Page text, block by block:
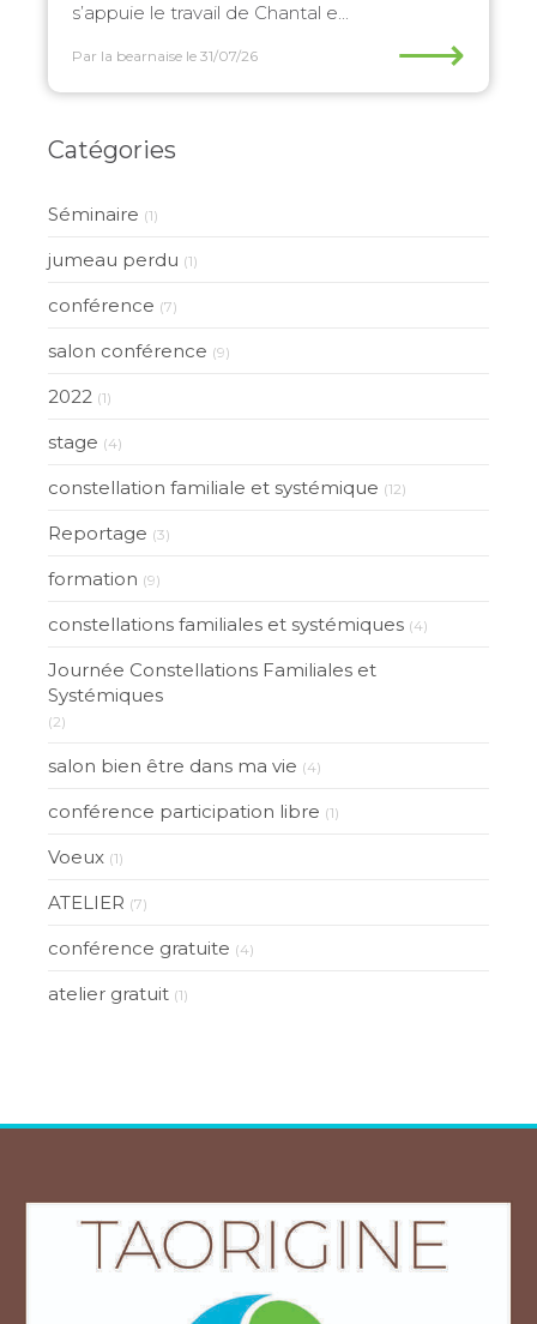
s’appuie le travail de Chantal e...
Par la bearnaise le 31/07/26 ⟶
Catégories
Séminaire (1)
jumeau perdu (1)
conférence (7)
salon conférence (9)
2022 (1)
stage (4)
constellation familiale et systémique (12)
Reportage (3)
formation (9)
constellations familiales et systémiques (4)
Journée Constellations Familiales et
Systémiques
(2)
salon bien être dans ma vie (4)
conférence participation libre (1)
Voeux (1)
ATELIER (7)
conférence gratuite (4)
atelier gratuit (1)